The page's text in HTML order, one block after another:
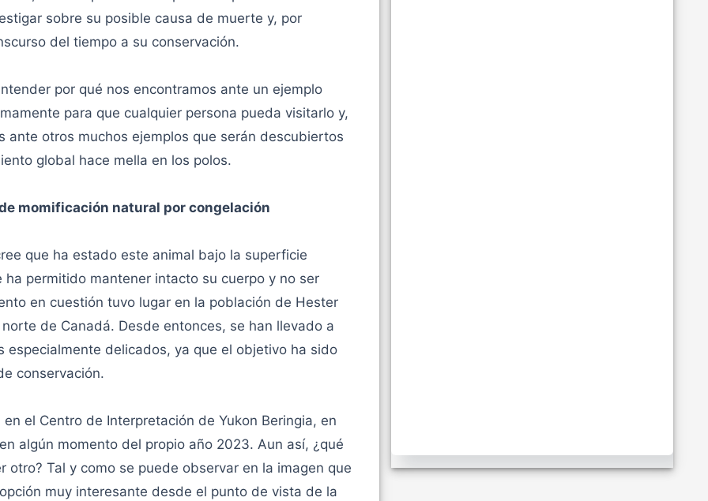
sobre su posible causa de muerte y, por
del tiempo a su conservación.
por qué nos encontramos ante un ejemplo
para que cualquier persona pueda visitarlo y,
ante otros muchos ejemplos que serán descubiertos
global hace mella en los polos.
momificación natural por congelación
que ha estado este animal bajo la superficie
permitido mantener intacto su cuerpo y no ser
en cuestión tuvo lugar en la población de Hester
de Canadá. Desde entonces, se han llevado a
delicados, ya que el objetivo ha sido
conservación.
el Centro de Interpretación de Yukon Beringia, en
algún momento del propio año 2023. Aun así, ¿qué
Tal y como se puede observar en la imagen que
muy interesante desde el punto de vista de la